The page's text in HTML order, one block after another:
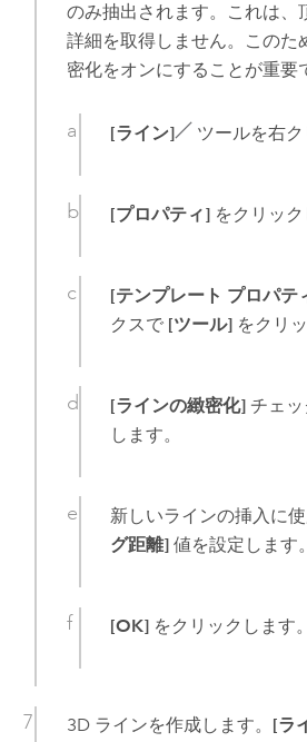
のみ抽出されます。これは、
詳細を取得しません。このた
密化をオンにすることが重要
[ライン] ツールを右ク
[プロパティ] をクリック
[テンプレート プロパテ
クスで [ツール] をクリ
[ラインの緻密化] チェ
します。
新しいラインの挿入に
グ距離] 値を設定します。
[OK] をクリックします。
3D ラインを作成します。 [ラ